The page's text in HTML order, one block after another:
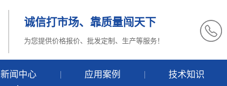
诚信打市场、靠质量闯天下
为您提供价格报价、批发定制、生产等服务！
新闻中心 应用案例 技术知识